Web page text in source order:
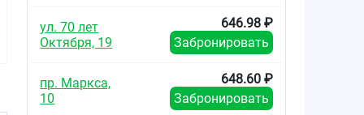
детский капсулы
3,5мг №10
Бронхо-Ваксом
детский капсулы
3,5мг №30
ул. 70 лет
Октября, 19
646.98 ₽
Забронировать
пр. Маркса,
10
648.60 ₽
Забронировать